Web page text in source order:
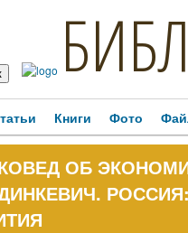
Книги Фото
ОБ